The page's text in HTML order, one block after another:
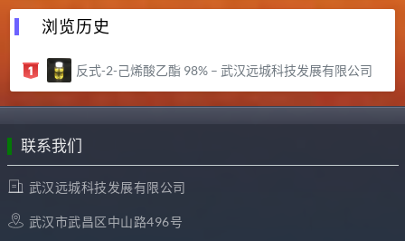
浏览历史
反式-2-己烯酸乙酯 98% – 武汉远城科技发展有限公司
联系我们
武汉远城科技发展有限公司
武汉市武昌区中山路496号